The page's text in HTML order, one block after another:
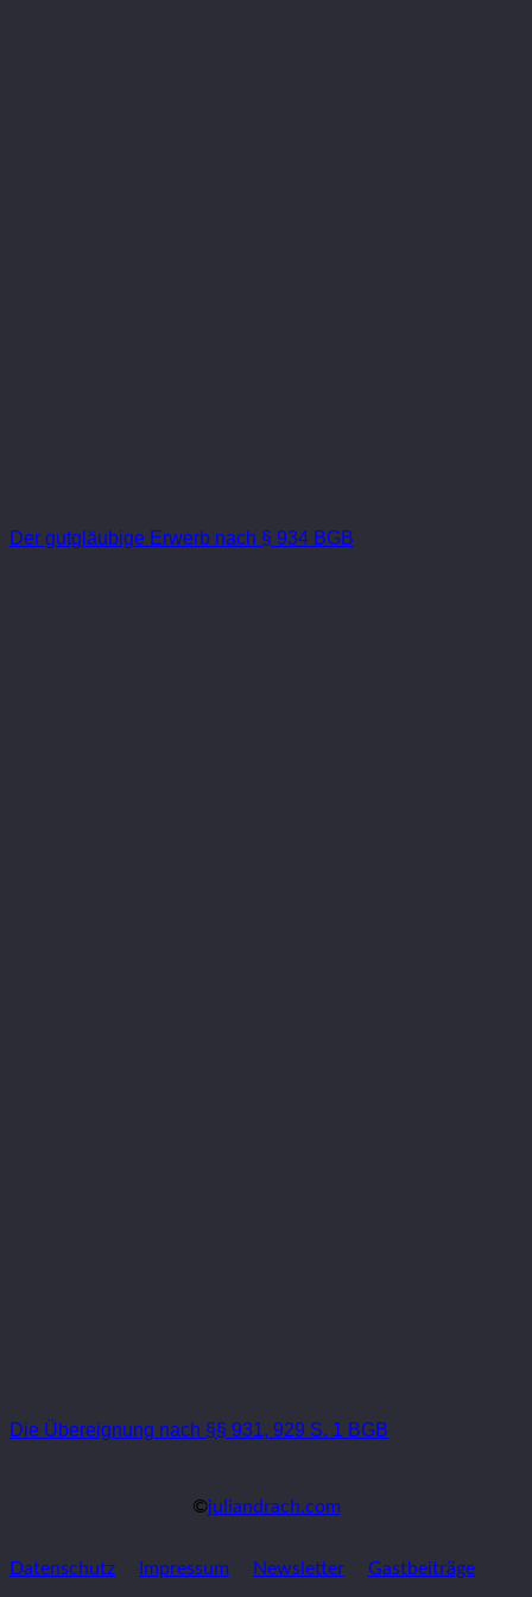
Der gutgläubige Erwerb nach § 934 BGB
Die Übereignung nach §§ 931, 929 S. 1 BGB
©juliandrach.com
Datenschutz Impressum Newsletter Gastbeiträge